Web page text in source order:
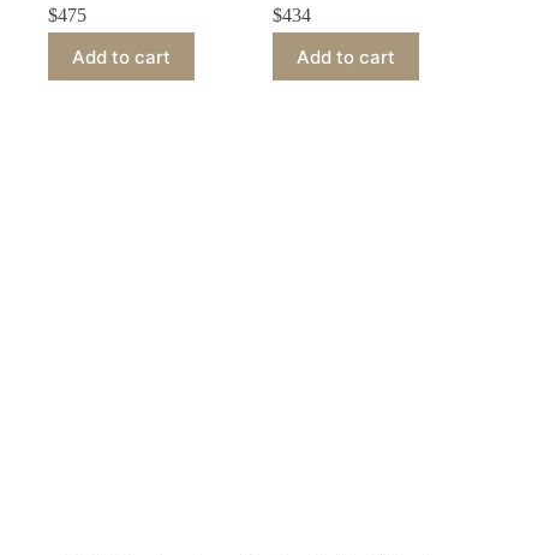
$475
Add to cart
$434
Add to cart